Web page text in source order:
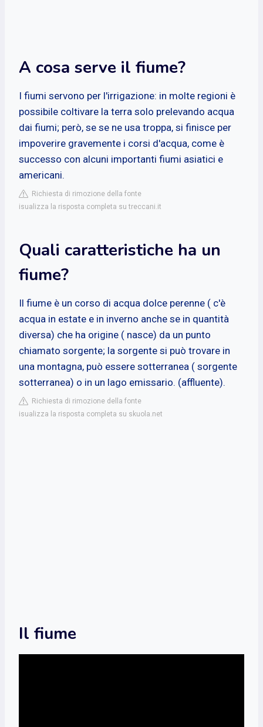
A cosa serve il fiume?
I fiumi servono per l'irrigazione: in molte regioni è
possibile coltivare la terra solo prelevando acqua
dai fiumi; però, se se ne usa troppa, si finisce per
impoverire gravemente i corsi d'acqua, come è
successo con alcuni importanti fiumi asiatici e
americani.
Richiesta di rimozione della fonte
isualizza la risposta completa su treccani.it
Quali caratteristiche ha un
fiume?
Il fiume è un corso di acqua dolce perenne ( c'è
acqua in estate e in inverno anche se in quantità
diversa) che ha origine ( nasce) da un punto
chiamato sorgente; la sorgente si può trovare in
una montagna, può essere sotterranea ( sorgente
sotterranea) o in un lago emissario. (affluente).
Richiesta di rimozione della fonte
isualizza la risposta completa su skuola.net
Il fiume